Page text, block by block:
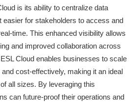
is its ability to centralize data
easier for stakeholders to access and
time. This enhanced visibility allows
and improved collaboration across
Cloud enables businesses to scale
cost-effectively, making it an ideal
all sizes. By leveraging this
can future-proof their operations and